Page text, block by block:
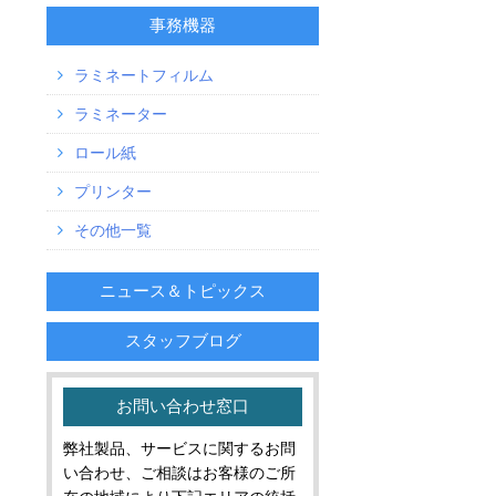
事務機器
ラミネートフィルム
ラミネーター
ロール紙
プリンター
その他一覧
ニュース＆トピックス
スタッフブログ
お問い合わせ窓口
弊社製品、サービスに関するお問
い合わせ、ご相談はお客様のご所